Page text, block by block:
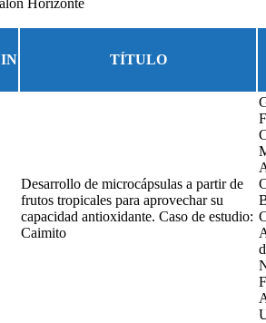
TÍTULO
Desarrollo de microcápsulas a partir de
frutos tropicales para aprovechar su
capacidad antioxidante. Caso de estudio:
Caimito